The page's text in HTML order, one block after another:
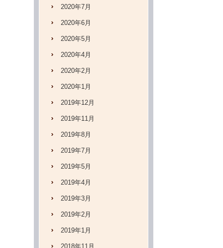
2020年7月
2020年6月
2020年5月
2020年4月
2020年2月
2020年1月
2019年12月
2019年11月
2019年8月
2019年7月
2019年5月
2019年4月
2019年3月
2019年2月
2019年1月
2018年11月